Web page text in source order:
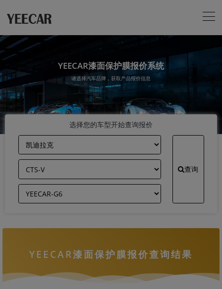
YEECAR漆面保护膜报价系统
请选择汽车品牌，获取产品报价信息
选择您的车型开始查询报价
查询
YEECAR漆面保护膜报价查询结果